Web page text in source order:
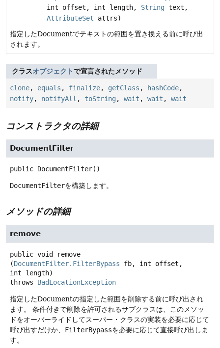
int offset, int length, String text,
AttributeSet attrs)
指定したDocumentでテキストの範囲を置き換える前に呼び出
されます。
クラスオブジェクトで宣言されたメソッド
clone, equals , finalize, getClass , hashCode,
notify, notifyAll , toString , wait , wait , wait
コンストラクタの詳細
DocumentFilter
public DocumentFilter()
DocumentFilterを構築します。
メソッドの詳細
remove
public void
remove
(DocumentFilter.FilterBypass fb, int offset,
int length)
throws BadLocationException
指定したDocumentの指定した範囲を削除する前に呼び出され
ます。
条件付きで削除を許可されるサブクラスは、このメソッ
ドをオーバーライドしてスーパー・クラスの実装を必要に応じて
呼び出すだけか、 FilterBypassを必要に応じて直接呼び出しま
す。